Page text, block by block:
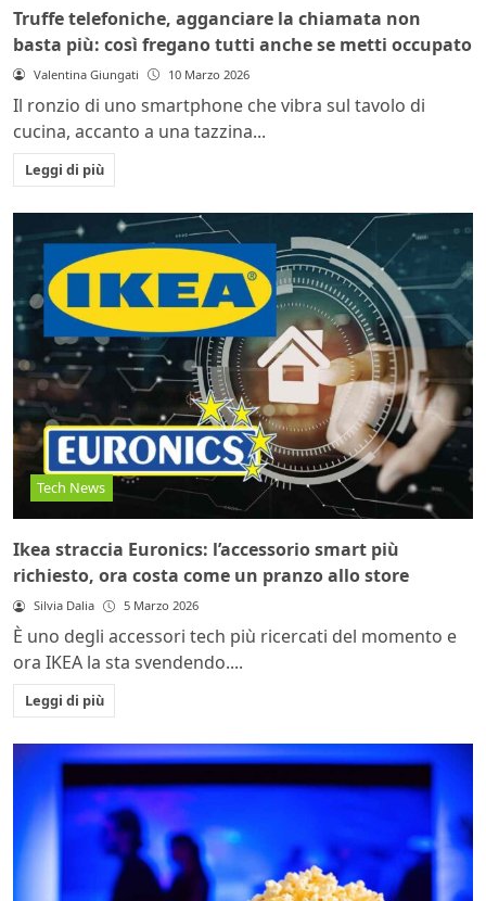
Truffe telefoniche, agganciare la chiamata non
basta più: così fregano tutti anche se metti occupato
Valentina Giungati 10 Marzo 2026
Il ronzio di uno smartphone che vibra sul tavolo di
cucina, accanto a una tazzina...
Leggi di più
Tech News
Ikea straccia Euronics: l’accessorio smart più
richiesto, ora costa come un pranzo allo store
Silvia Dalia 5 Marzo 2026
È uno degli accessori tech più ricercati del momento e
ora IKEA la sta svendendo....
Leggi di più